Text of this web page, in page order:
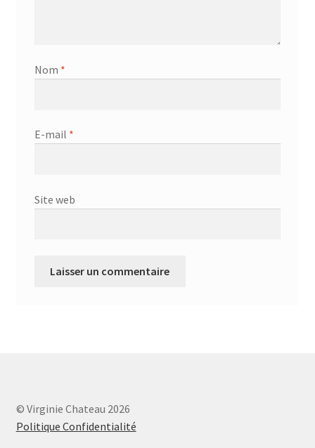
Nom *
E-mail *
Site web
© Virginie Chateau 2026
Politique Confidentialité